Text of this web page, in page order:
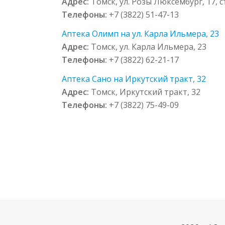
Телефоны: +7 (3822) 51-47-13
Аптека Олимп на ул. Карла Ильмера, 23
Адрес: Томск, ул. Карла Ильмера, 23
Телефоны: +7 (3822) 62-21-17
Аптека Сано на Иркутский тракт, 32
Адрес: Томск, Иркутский тракт, 32
Телефоны: +7 (3822) 75-49-09